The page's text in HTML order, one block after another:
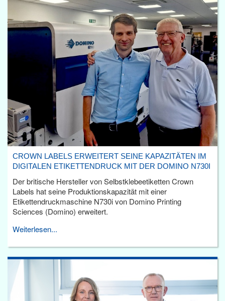
CROWN LABELS ERWEITERT SEINE KAPAZITÄTEN IM
DIGITALEN ETIKETTENDRUCK MIT DER DOMINO N730I
Der britische Hersteller von Selbstklebeetiketten Crown
Labels hat seine Produktionskapazität mit einer
Etikettendruckmaschine N730i von Domino Printing
Sciences (Domino) erweitert.
Weiterlesen...